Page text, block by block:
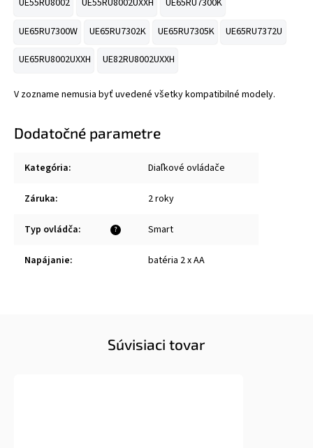
UE55RU8002 UE55RU8002UXXH UE65RU7300K
UE65RU7300W UE65RU7302K UE65RU7305K UE65RU7372U
UE65RU8002UXXH UE82RU8002UXXH
V zozname nemusia byť uvedené všetky kompatibilné modely.
Dodatočné parametre
Kategória: Diaľkové ovládače
Záruka: 2 roky
?
Typ ovládča: Smart
Napájanie: batéria 2 x AA
Súvisiaci tovar